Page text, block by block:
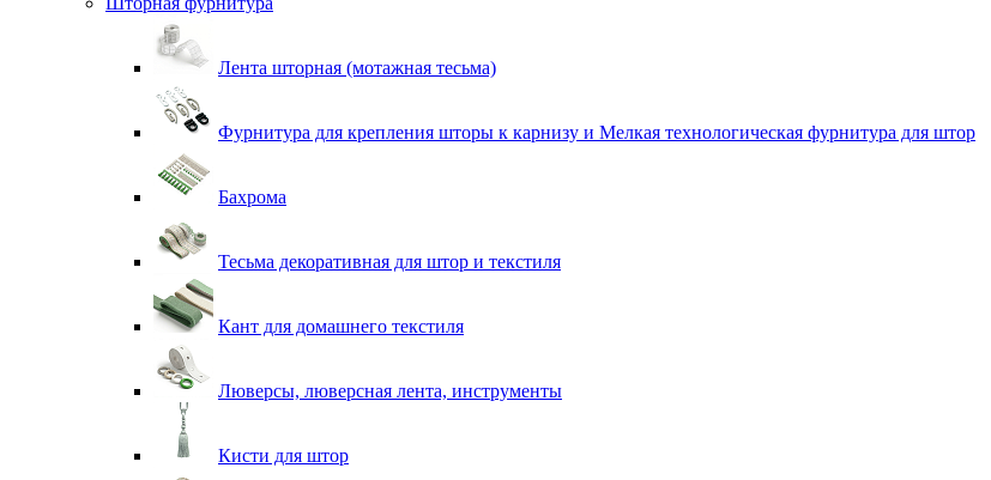
Лента шторная (мотажная тесьма)
Фурнитура для крепления шторы к карнизу и Мелкая технологическая фурнитура для штор
Бахрома
Тесьма декоративная для штор и текстиля
Кант для домашнего текстиля
Люверсы, люверсная лента, инструменты
Кисти для штор